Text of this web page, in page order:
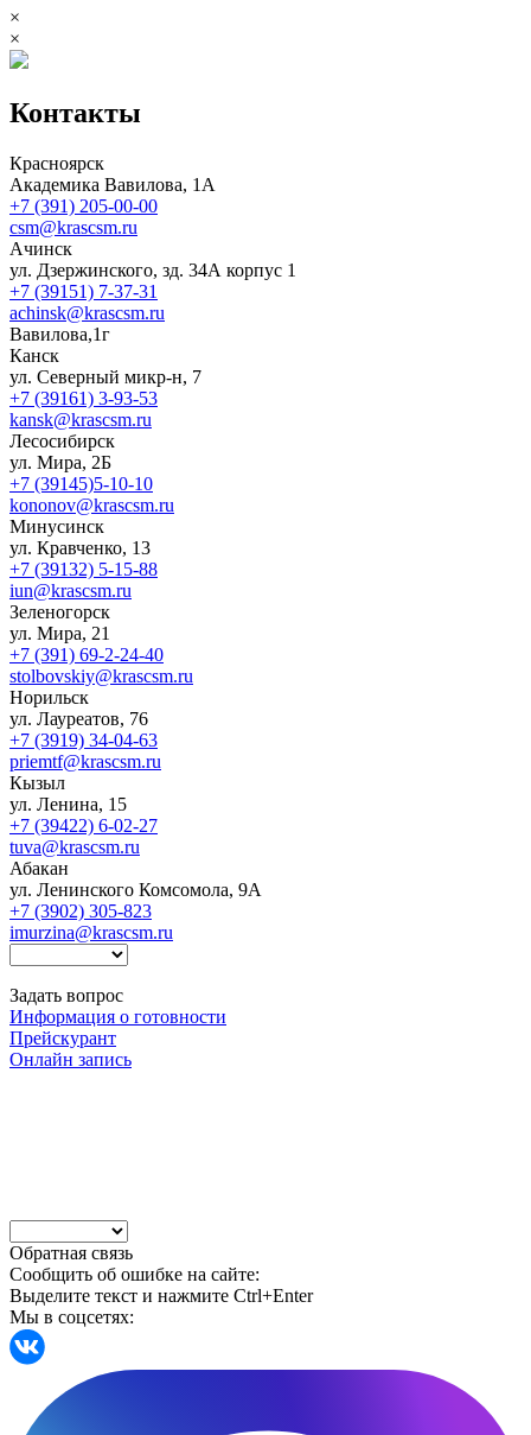
×
×
Контакты
Красноярск
Академика Вавилова, 1А
+7 (391) 205-00-00
csm@krascsm.ru
Ачинск
ул. Дзержинского, зд. 34А корпус 1
+7 (39151) 7-37-31
achinsk@krascsm.ru
Вавилова,1г
Канск
ул. Северный микр-н, 7
+7 (39161) 3-93-53
kansk@krascsm.ru
Лесосибирск
ул. Мира, 2Б
+7 (39145)5-10-10
kononov@krascsm.ru
Минусинск
ул. Кравченко, 13
+7 (39132) 5-15-88
iun@krascsm.ru
Зеленогорск
ул. Мира, 21
+7 (391) 69-2-24-40
stolbovskiy@krascsm.ru
Норильск
ул. Лауреатов, 76
+7 (3919) 34-04-63
priemtf@krascsm.ru
Кызыл
ул. Ленина, 15
+7 (39422) 6-02-27
tuva@krascsm.ru
Абакан
ул. Ленинского Комсомола, 9А
+7 (3902) 305-823
imurzina@krascsm.ru
Задать вопрос
Информация о готовности
Прейскурант
Онлайн запись
Обратная связь
Сообщить об ошибке на сайте:
Выделите текст и нажмите Ctrl+Enter
Мы в соцсетях: